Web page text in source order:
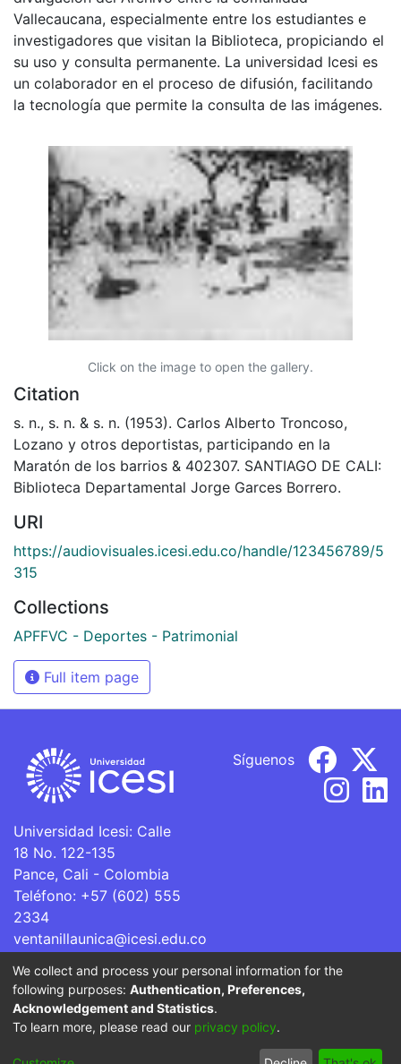
Vallecaucana, especialmente entre los estudiantes e
investigadores que visitan la Biblioteca, propiciando el
su uso y consulta permanente. La universidad Icesi es
un colaborador en el proceso de difusión, facilitando
la tecnología que permite la consulta de las imágenes.
Click on the image to open the gallery.
Citation
s. n., s. n. & s. n. (1953). Carlos Alberto Troncoso,
Lozano y otros deportistas, participando en la
Maratón de los barrios & 402307. SANTIAGO DE CALI:
Biblioteca Departamental Jorge Garces Borrero.
URI
https://audiovisuales.icesi.edu.co/handle/123456789/5
315
Collections
APFFVC - Deportes - Patrimonial
Full item page
Universidad Icesi: Calle
18 No. 122-135
Pance, Cali - Colombia
Teléfono: +57 (602) 555
2334
ventanillaunica@icesi.edu.co
Síguenos
La Universidad Icesi es una Institución de Educación
Superior que se encuentra sujeta a inspección y vigilancia
por parte del Ministerio de Educación Nacional.
Cookie End User Send
We collect and process your personal information for the
following purposes: Authentication, Preferences,
Acknowledgement and Statistics.
To learn more, please read our privacy policy.